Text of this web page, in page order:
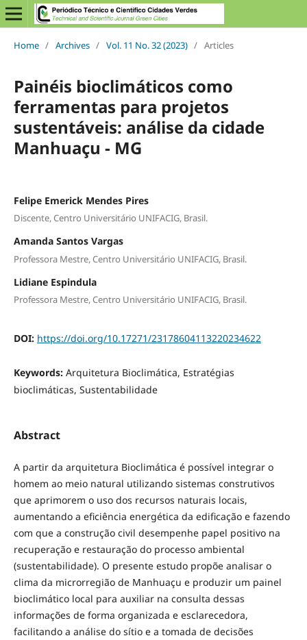
Home / Archives / Vol. 11 No. 32 (2023) / Articles
Painéis bioclimáticos como
ferramentas para projetos
sustentáveis: análise da cidade
Manhuaçu - MG
Felipe Emerick Mendes Pires
Discente, Centro Universitário UNIFACIG, Brasil.
Amanda Santos Vargas
Professora Mestre, Centro Universitário UNIFACIG, Brasil.
Lidiane Espindula
Professora Mestre, Centro Universitário UNIFACIG, Brasil.
DOI: https://doi.org/10.17271/23178604113220234622
Keywords: Arquitetura Bioclimática, Estratégias
bioclimáticas, Sustentabilidade
Abstract
A partir da arquitetura Bioclimática é possível integrar o
homem ao meio natural utilizando sistemas construtivos
que aprimorem o uso dos recursos naturais locais,
aumentando a eficiência energética da edificação e fazendo
com que a construção civil desempenhe papel positivo na
recuperação e restauração do processo ambiental
(sustentabilidade). O presente estudo propõe analisar o
clima da microrregião de Manhuaçu e produzir um painel
bioclimático local para auxiliar na consulta dessas
informações de forma organizada e esclarecedora,
facilitando a análise do sítio e a tomada de decisões